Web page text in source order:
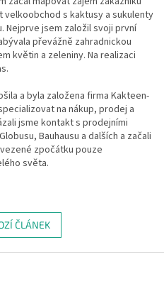
s kaktusy a sukulenty
Nejprve jsem založil svoji první
převážně zahradnickou
květin a zeleniny. Na realizaci
a byla založena firma Kakteen-
na nákup, prodej a
jsme kontakt s prodejními
Bauhausu a dalších a začali
zpočátku pouze
světa.
ČLÁNEK